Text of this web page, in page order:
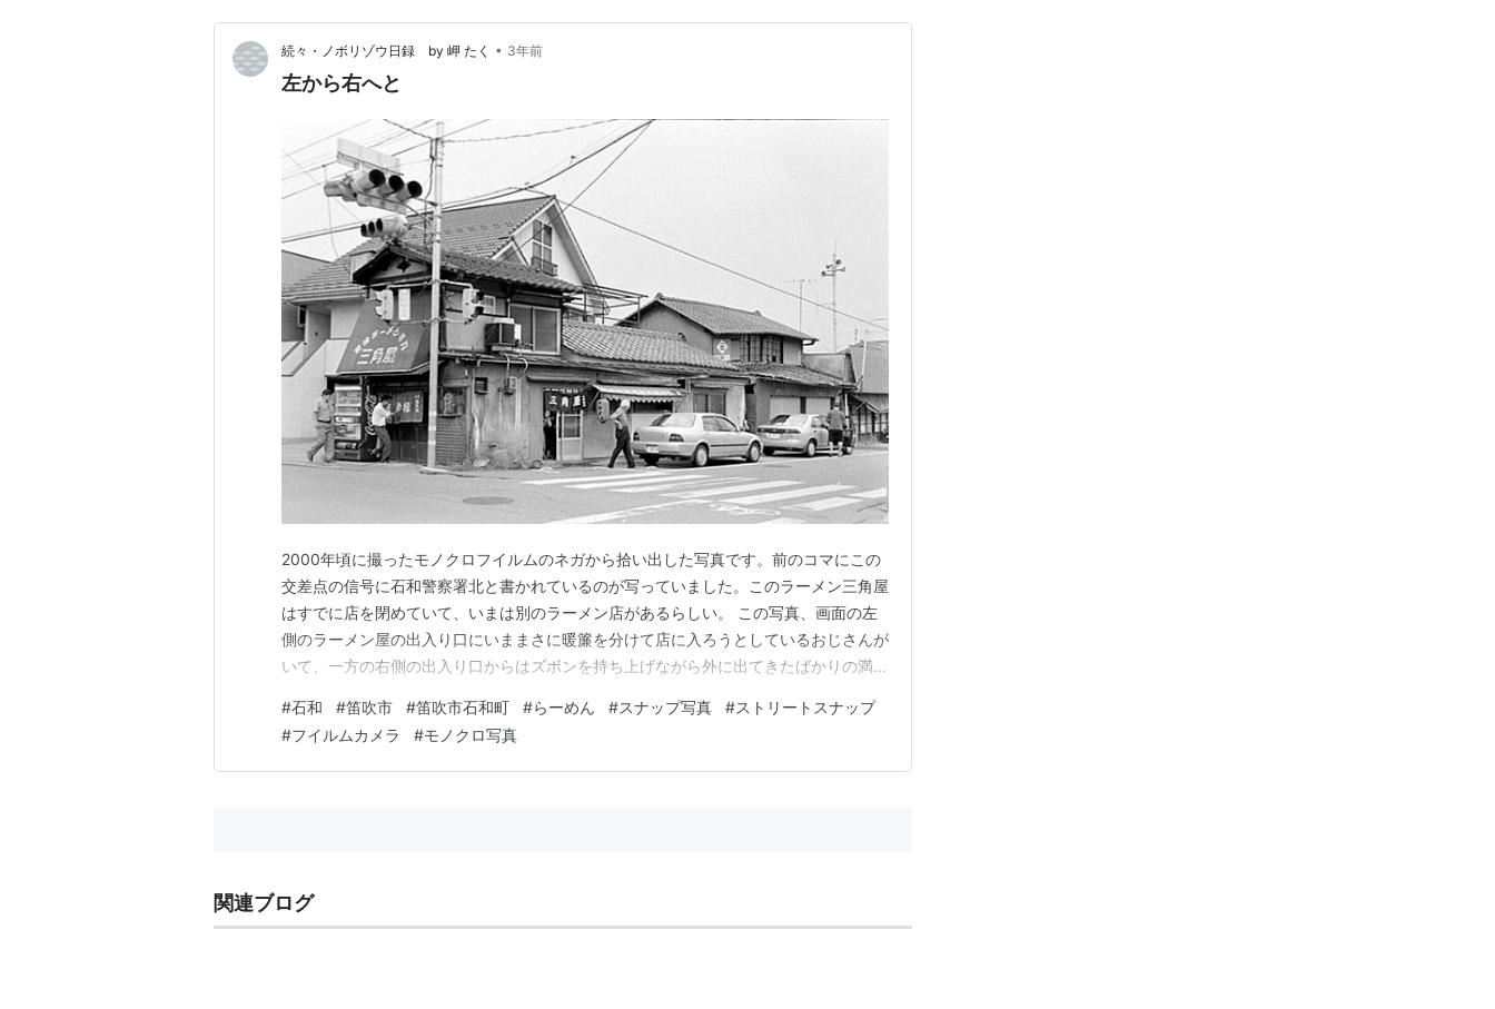
続々・ノボリゾウ日録 by 岬 たく • 3年前
左から右へと
2000年頃に撮ったモノクロフイルムのネガから拾い出した写真です。前のコマにこの
交差点の信号に石和警察署北と書かれているのが写っていました。このラーメン三角屋
はすでに店を閉めていて、いまは別のラーメン店があるらしい。 この写真、画面の左
側のラーメン屋の出入り口にいままさに暖簾を分けて店に入ろうとしているおじさんが
いて、一方の右側の出入り口からはズボンを持ち上げながら外に出てきたばかりの満腹
じさんの右足の膝下には包帯がまかれています。右の出入り口から店のおばちゃんでし
ょうか、顔をのぞかせている。おじさんを見送ったあとに…
#石和 #笛吹市 #笛吹市石和町 #らーめん #スナップ写真 #ストリートスナップ
#フイルムカメラ #モノクロ写真
関連ブログ